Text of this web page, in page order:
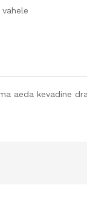
aeda kevadine